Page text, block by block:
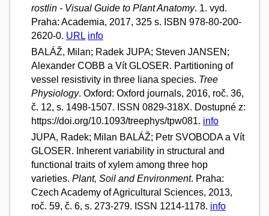
rostlin - Visual Guide to Plant Anatomy. 1. vyd.
Praha: Academia, 2017, 325 s. ISBN 978-80-200-
2620-0. URL info
BALÁŽ, Milan; Radek JUPA; Steven JANSEN;
Alexander COBB a Vít GLOSER. Partitioning of
vessel resistivity in three liana species. Tree
Physiology. Oxford: Oxford journals, 2016, roč. 36,
č. 12, s. 1498-1507. ISSN 0829-318X. Dostupné z:
https://doi.org/10.1093/treephys/tpw081. info
JUPA, Radek; Milan BALÁŽ; Petr SVOBODA a Vít
GLOSER. Inherent variability in structural and
functional traits of xylem among three hop
varieties. Plant, Soil and Environment. Praha:
Czech Academy of Agricultural Sciences, 2013,
roč. 59, č. 6, s. 273-279. ISSN 1214-1178. info